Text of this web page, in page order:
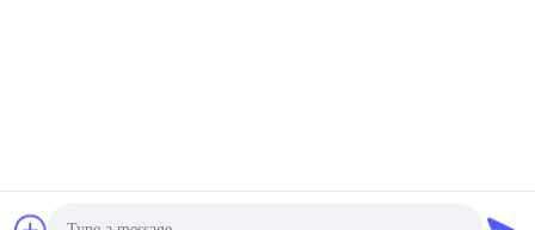
mesin susu Pemasok. Hak Cipta © 2023-2026 BOVINX MACHINE